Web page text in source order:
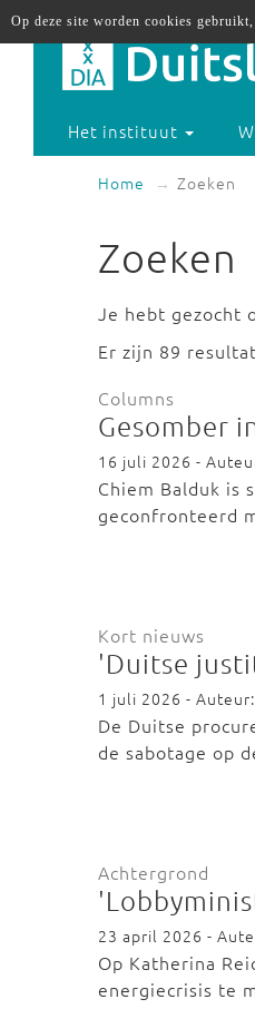
Het instituut
Home Zoeken
Zoeken
Je hebt gezocht
Er zijn 89
Columns
Gesomber
16 juli 2026 -
Chiem Balduk is
geconfronteerd
Kort nieuws
'Duitse
1 juli 2026 -
De Duitse
de sabotage op
Achtergrond
23 april 2026 -
Op Katherina
energiecrisis te
Op deze site worden cookies